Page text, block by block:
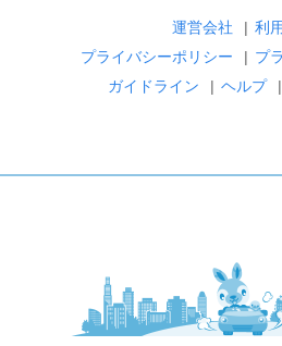
運営会社 | 利
プライバシーポリシー
| プ
ガイドライン
| ヘルプ |